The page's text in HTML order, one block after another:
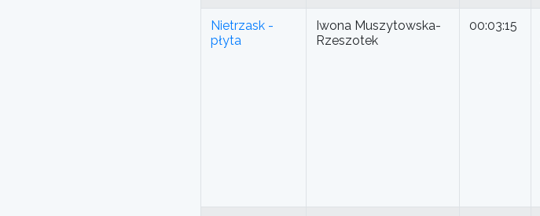
Nietrzask -
płyta
Iwona Muszytowska-
Rzeszotek
00:03:15